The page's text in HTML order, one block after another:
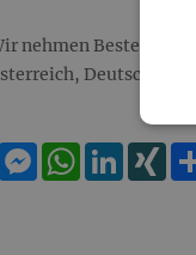
nehmen
Deutschland.
TwitterMessengerWhatsApp
LinkedIn